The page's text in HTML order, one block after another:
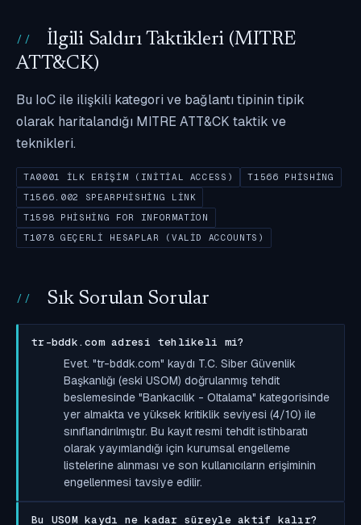
İlgili Saldırı Taktikleri (MITRE
ATT&CK)
Bu IoC ile ilişkili kategori ve bağlantı tipinin tipik
olarak haritalandığı MITRE ATT&CK taktik ve
teknikleri.
TA0001 İLK ERIŞIM (INITIAL ACCESS)
T1566 PHISHING
T1566.002 SPEARPHISHING LINK
T1598 PHISHING FOR INFORMATION
T1078 GEÇERLI HESAPLAR (VALID ACCOUNTS)
Sık Sorulan Sorular
tr-bddk.com adresi tehlikeli mi?
Evet. "tr-bddk.com" kaydı T.C. Siber Güvenlik
Başkanlığı (eski USOM) doğrulanmış tehdit
beslemesinde "Bankacılık - Oltalama" kategorisinde
yer almakta ve yüksek kritiklik seviyesi (4/10) ile
sınıflandırılmıştır. Bu kayıt resmi tehdit istihbaratı
olarak yayımlandığı için kurumsal engelleme
listelerine alınması ve son kullanıcıların erişiminin
engellenmesi tavsiye edilir.
Bu USOM kaydı ne kadar süreyle aktif kalır?